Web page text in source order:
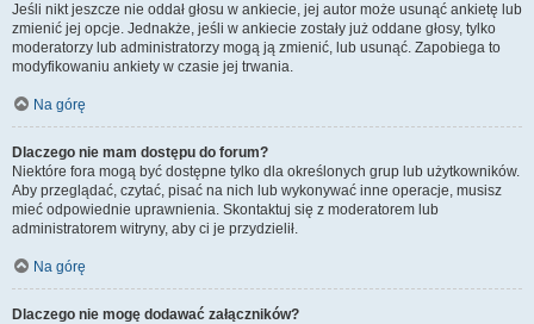
Jeśli nikt jeszcze nie oddał głosu w ankiecie, jej autor może usunąć ankietę lub
zmienić jej opcje. Jednakże, jeśli w ankiecie zostały już oddane głosy, tylko
moderatorzy lub administratorzy mogą ją zmienić, lub usunąć. Zapobiega to
modyfikowaniu ankiety w czasie jej trwania.
Na górę
Dlaczego nie mam dostępu do forum?
Niektóre fora mogą być dostępne tylko dla określonych grup lub użytkowników.
Aby przeglądać, czytać, pisać na nich lub wykonywać inne operacje, musisz
mieć odpowiednie uprawnienia. Skontaktuj się z moderatorem lub
administratorem witryny, aby ci je przydzielił.
Na górę
Dlaczego nie mogę dodawać załączników?